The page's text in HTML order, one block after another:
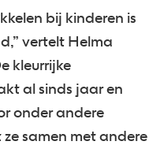
bij kinderen is
vertelt Helma
kleurrijke
al sinds jaar en
onder andere
samen met andere